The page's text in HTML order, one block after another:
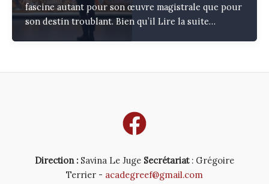
fascine autant pour son œuvre magistrale que pour
son destin troublant. Bien qu’il Lire la suite…
Direction : Savina Le Juge Secrétariat: Grégoire
Terrier - acadegreef@gmail.com